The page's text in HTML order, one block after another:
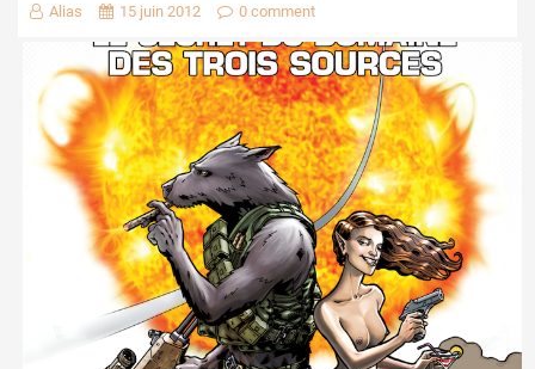
Alias 15 juin 2012 0 comment